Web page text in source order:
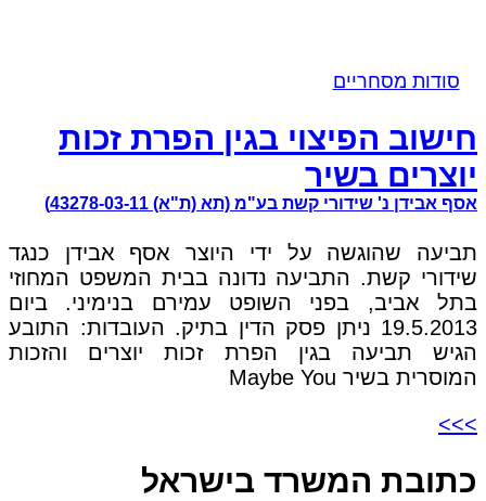
סודות מסחריים
חישוב הפיצוי בגין הפרת זכות
יוצרים בשיר
אסף אבידן נ' שידורי קשת בע"מ (תא (ת"א) 43278-03-11)
תביעה שהוגשה על ידי היוצר אסף אבידן כנגד
שידורי קשת. התביעה נדונה בבית המשפט המחוזי
בתל אביב, בפני השופט עמירם בנימיני. ביום
19.5.2013 ניתן פסק הדין בתיק. העובדות: התובע
הגיש תביעה בגין הפרת זכות יוצרים והזכות
המוסרית בשיר Maybe You
>>>
כתובת המשרד בישראל